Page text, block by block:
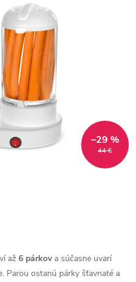
44 €
–29 %
až 6 párkova súčasne uvarí
Parou ostanú párky šťavnaté a